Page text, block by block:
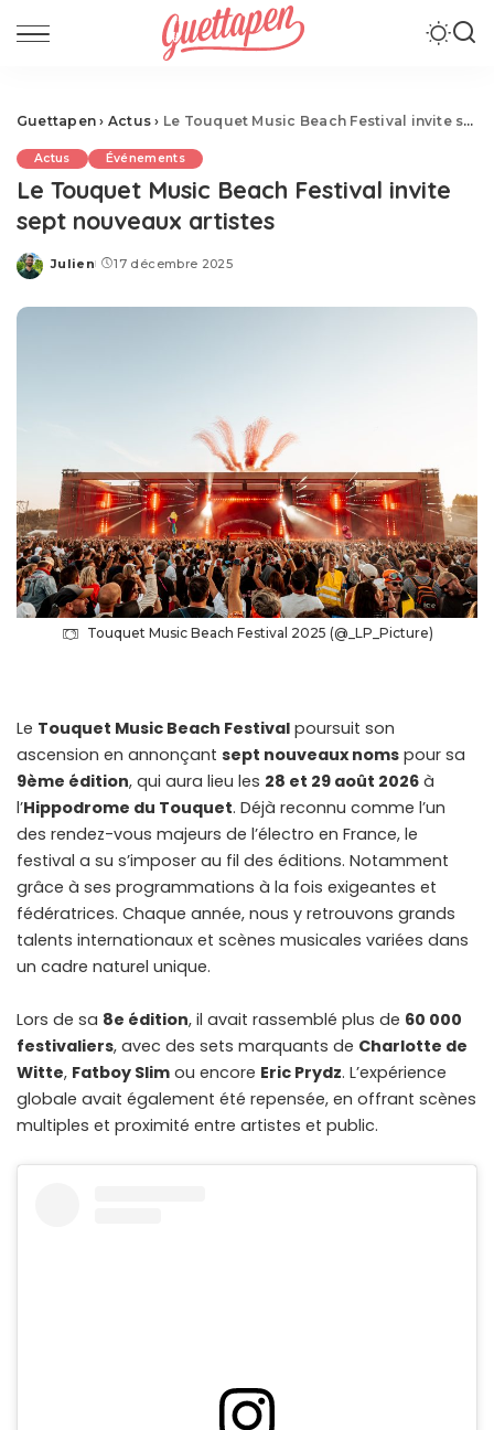
Guettapen › Actus › Le Touquet Music Beach Festival invite sept nouveaux artistes
Actus Événements
Le Touquet Music Beach Festival invite
sept nouveaux artistes
Posted
Julien 17 décembre 2025
Touquet Music Beach Festival 2025 (@_LP_Picture)
Le Touquet Music Beach Festival poursuit son
ascension en annonçant sept nouveaux noms pour sa
9ème édition, qui aura lieu les 28 et 29 août 2026 à
l’Hippodrome du Touquet. Déjà reconnu comme l’un
des rendez-vous majeurs de l’électro en France, le
festival a su s’imposer au fil des éditions. Notamment
grâce à ses programmations à la fois exigeantes et
fédératrices. Chaque année, nous y retrouvons grands
talents internationaux et scènes musicales variées dans
un cadre naturel unique.
Lors de sa 8e édition, il avait rassemblé plus de 60 000
festivaliers, avec des sets marquants de Charlotte de
Witte, Fatboy Slim ou encore Eric Prydz. L’expérience
globale avait également été repensée, en offrant scènes
multiples et proximité entre artistes et public.